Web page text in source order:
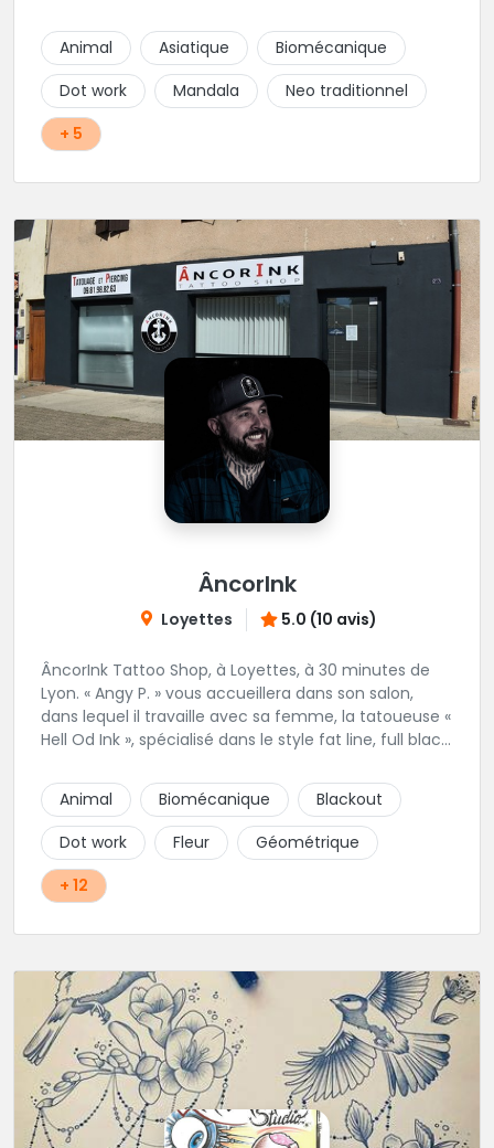
Animal Asiatique
Biomécanique
Dot work
Mandala
Neo traditionnel
+ 5
ÂncorInk
Loyettes 5.0 (10 avis)
ÂncorInk Tattoo Shop, à Loyettes, à 30 minutes de
Lyon. « Angy P. » vous accueillera dans son salon,
dans lequel il travaille avec sa femme, la tatoueuse «
Hell Od Ink », spécialisé dans le style fat line, full black
notre perceuse, « Piercing by Strega ».
Animal Biomécanique
Blackout
Dot work
Fleur
Géométrique
+ 12